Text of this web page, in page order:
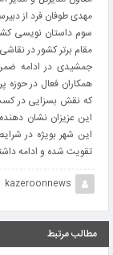
مهدی طوفان فرد از
سوم داستان نویسی
مقام برتر کشور در
جمشیدی در ادامه
همکاران فعال در
که نقش بسزایی در کسب
این عزیزان نشان
این شهر بویژه در
تقویت شده و ادامه
kazeroonnews
مطالب مرتبط